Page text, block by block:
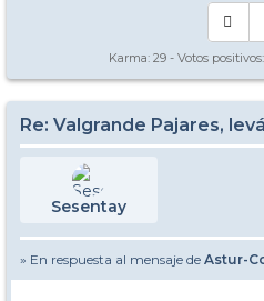
Karma: 29 - Votos positivos:
Re: Valgrande Pajares,
Sesentay
» En respuesta al mensaje de Astur-